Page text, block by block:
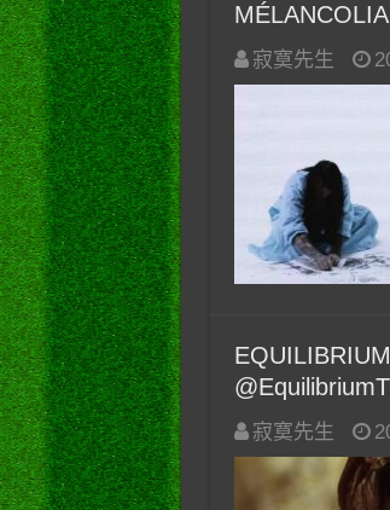
寂寞先生
寂寞先生